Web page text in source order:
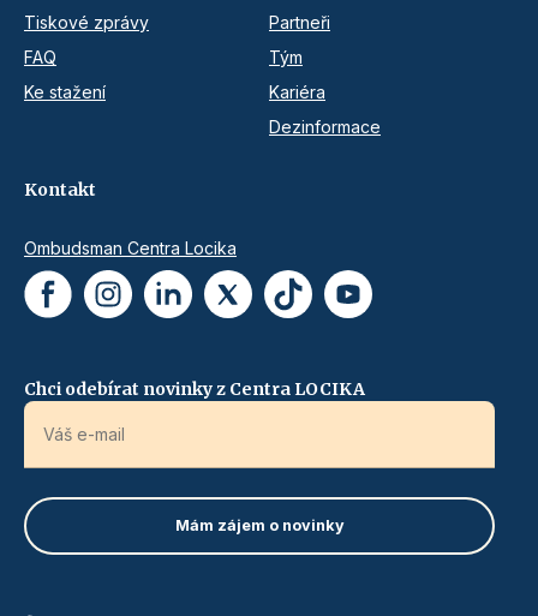
Tiskové zprávy
FAQ
Ke stažení
Partneři
Tým
Kariéra
Dezinformace
Kontakt
Ombudsman Centra Locika
Chci odebírat novinky z Centra LOCIKA